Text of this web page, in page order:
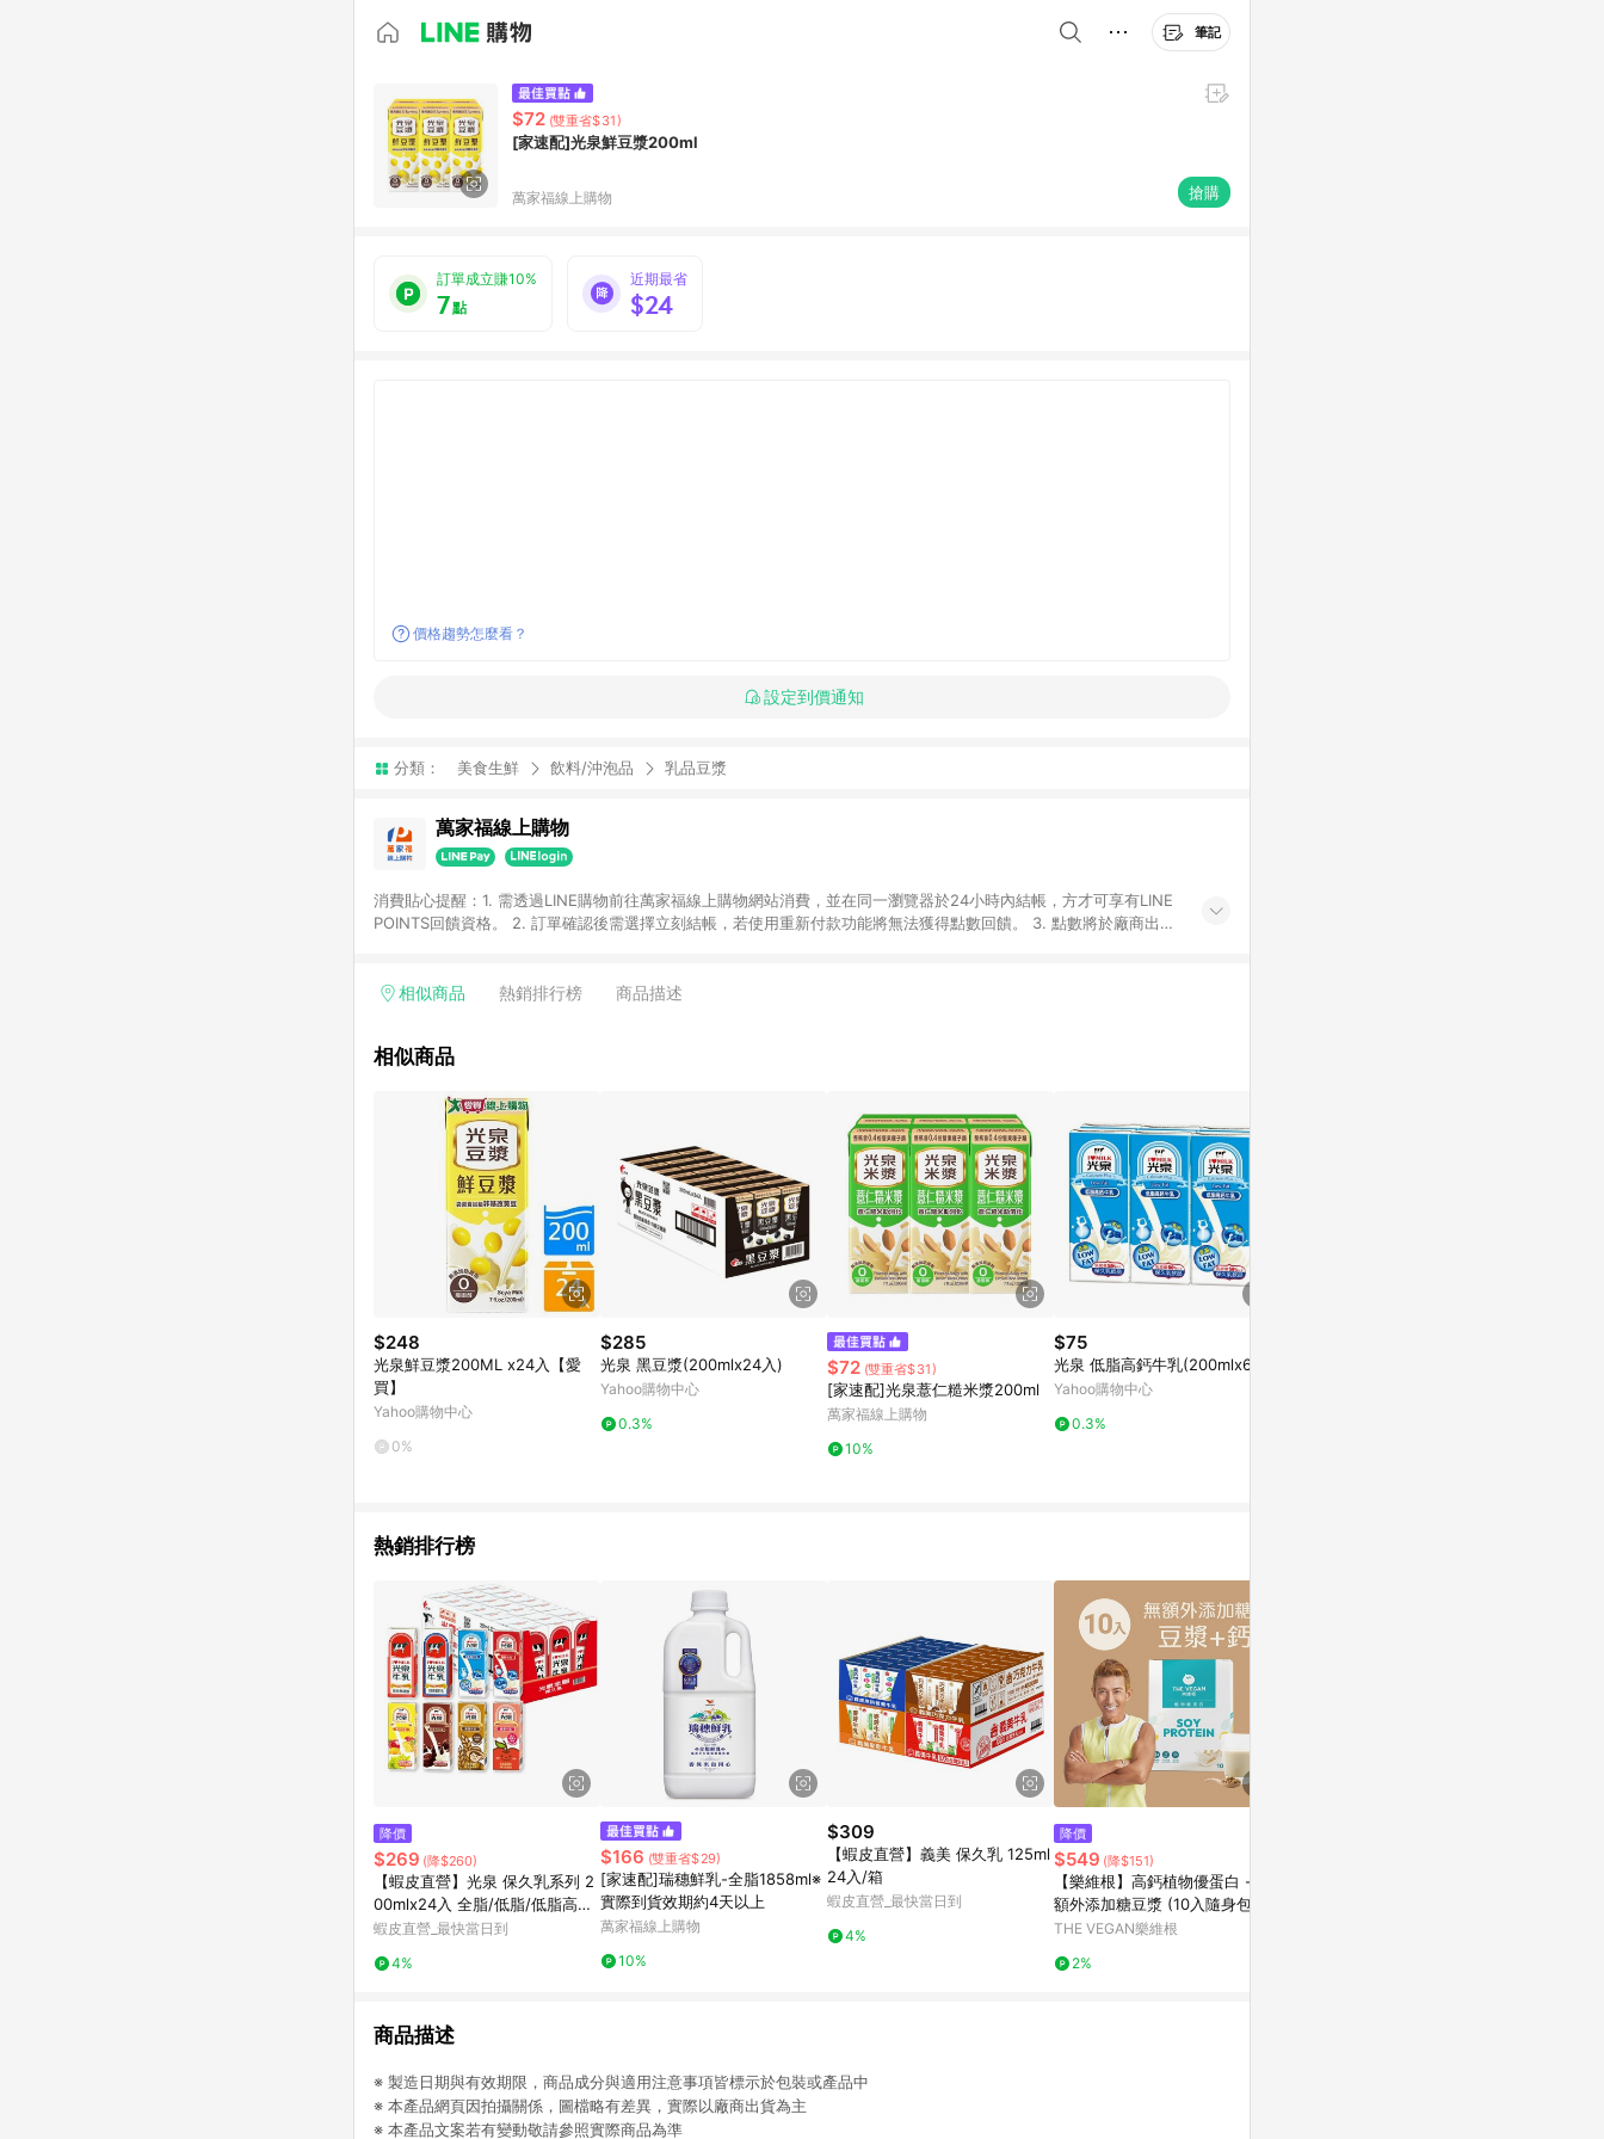
筆記
$72 (雙重省$31)
[家速配]光泉鮮豆漿200ml
萬家福線上購物 搶購
訂單成立賺10%
7點
近期最省
$24
價格趨勢怎麼看？
設定到價通知
分類： 美食生鮮 飲料/沖泡品 乳品豆漿
萬家福線上購物
消費貼心提醒：1. 需透過LINE購物前往萬家福線上購物網站消費，並在同一瀏覽器於24小時內結帳，方才可享有LINE
POINTS回饋資格。 2. 訂單確認後需選擇立刻結帳，若使用重新付款功能將無法獲得點數回饋。 3. 點數將於廠商出貨
留時間內聯絡客服中心，並由康達盛通生活事業股份有限公司方進行訂單資格確認。 康達盛通線上購物希望提供簡
相似商品 熱銷排行榜 商品描述
相似商品
$248
光泉鮮豆漿200ML x24入【愛
買】
Yahoo購物中心
0%
$285
光泉 黑豆漿(200mlx24入)
Yahoo購物中心
0.3%
$72 (雙重省$31)
[家速配]光泉薏仁糙米漿200ml
萬家福線上購物
10%
$75
光泉 低脂高鈣牛乳(200mlx6入)
Yahoo購物中心
0.3%
熱銷排行榜
降價
$269 (降$260)
【蝦皮直營】光泉 保久乳系列 2
00mlx24入 全脂/低脂/低脂高鈣/
高鈣/巧克力/果汁/麥芽/蘋果 牛
蝦皮直營_最快當日到
4%
$166 (雙重省$29)
[家速配]瑞穗鮮乳-全脂1858ml※
實際到貨效期約4天以上
萬家福線上購物
10%
$309
【蝦皮直營】義美 保久乳 125ml
24入/箱
蝦皮直營_最快當日到
4%
降價
$549 (降$151)
【樂維根】高鈣植物優蛋白 - 無
額外添加糖豆漿 (10入隨身包)
THE VEGAN樂維根
2%
商品描述
※ 製造日期與有效期限，商品成分與適用注意事項皆標示於包裝或產品中
※ 本產品網頁因拍攝關係，圖檔略有差異，實際以廠商出貨為主
※ 本產品文案若有變動敬請參照實際商品為準